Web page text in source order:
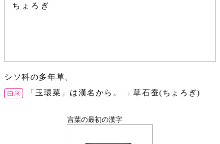
ちょろぎ
シソ科の多年草。
「玉環菜」は漢名から。
草石蚕(ちょろぎ)
言葉の最初の漢字